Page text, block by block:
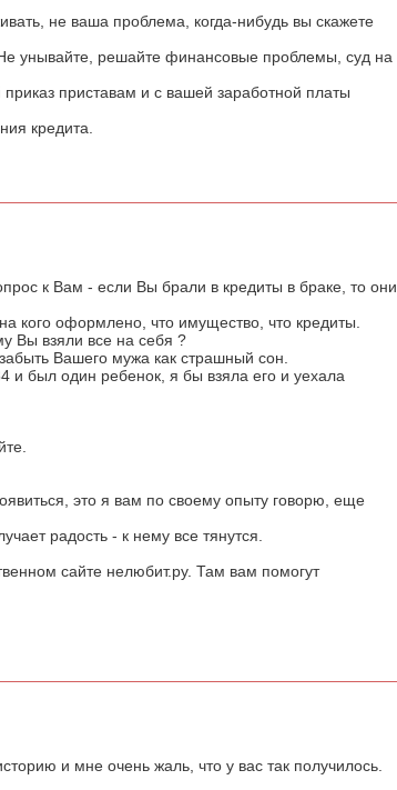
не ваша проблема, когда-нибудь вы скажете
унывайте, решайте финансовые проблемы, суд на
приставам и с вашей заработной платы
кредита.
к Вам - если Вы брали в кредиты в браке, то они
кого оформлено, что имущество, что кредиты.
Вы взяли все на себя ?
Вашего мужа как страшный сон.
и был один ребенок, я бы взяла его и уехала
это я вам по своему опыту говорю, еще
радость - к нему все тянутся.
сайте нелюбит.ру. Там вам помогут
и мне очень жаль, что у вас так получилось.